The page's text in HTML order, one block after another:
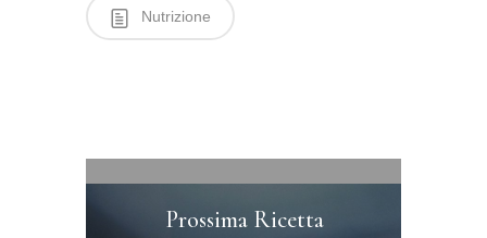
Nutrizione
Prossima Ricetta